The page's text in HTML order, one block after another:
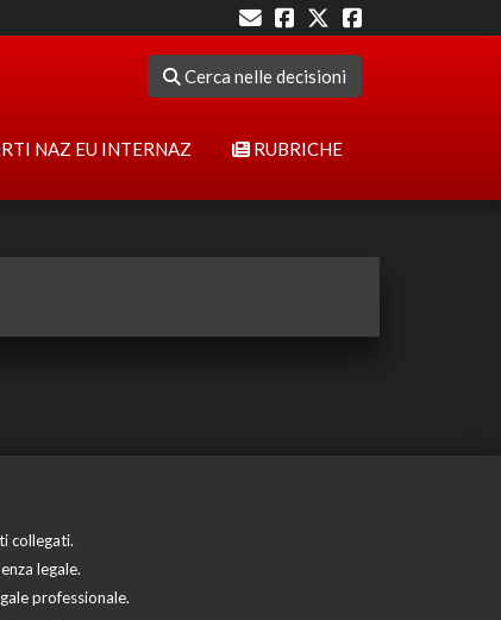
Cerca nelle decisioni
NAZ EU INTERNAZ RUBRICHE
collegati.
legale.
professionale.